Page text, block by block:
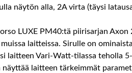
näytön alla, 2A virta (täysi
LUXE PM40:tä piirisarjan
laitteissa. Sirulle on
laitteen Vari-Watt-tilassa teholla
näyttää laitteen tärkeimmät